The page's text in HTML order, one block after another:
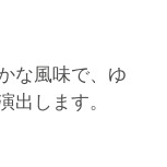
な風味で、ゆ
出します。